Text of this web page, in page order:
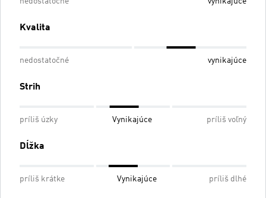
Kvalita
nedostatočné vynikajúce
Strih
príliš úzky Vynikajúce príliš voľný
Dĺžka
príliš krátke Vynikajúce príliš dlhé